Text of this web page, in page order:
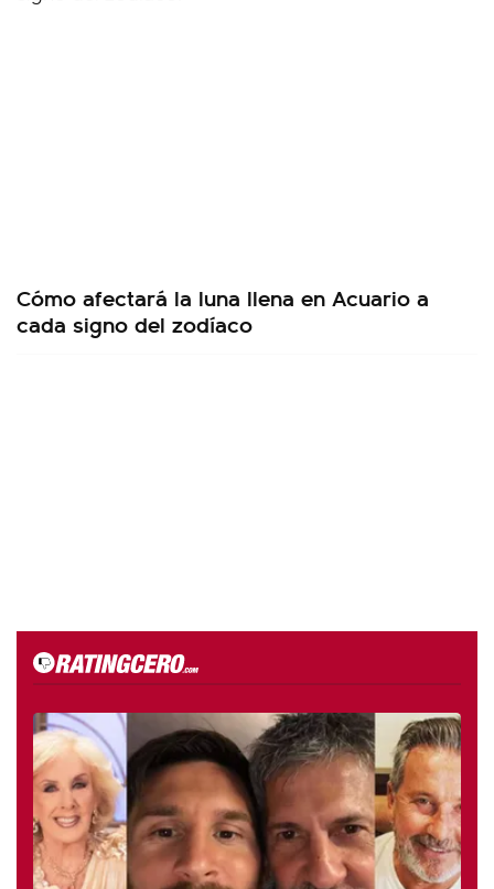
Cómo afectará la luna llena en Acuario a
cada signo del zodíaco